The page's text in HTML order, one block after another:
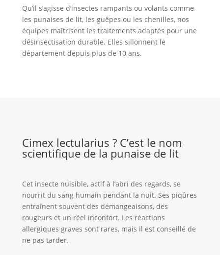
Qu’il s’agisse d’insectes rampants ou volants comme
les punaises de lit, les guêpes ou les chenilles, nos
équipes maîtrisent les traitements adaptés pour une
désinsectisation durable. Elles sillonnent le
département depuis plus de 10 ans.
Cimex lectularius ? C’est le nom
scientifique de la punaise de lit
Cet insecte nuisible, actif à l’abri des regards, se
nourrit du sang humain pendant la nuit. Ses piqûres
entraînent souvent des démangeaisons, des
rougeurs et un réel inconfort. Les réactions
allergiques graves sont rares, mais il est conseillé de
ne pas tarder.